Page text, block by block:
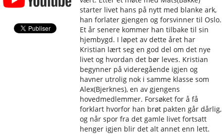
starter livet hans på nytt med blanke ark,
han forlater gjengen og forsvinner til Oslo.
Et år senere kommer han tilbake til sin
hjembygd. I løpet av dette året har
Kristian lært seg en god del om det nye
livet og hvordan det bør leves. Kristian
begynner på videregående igjen og
havner utrolig nok i samme klasse som
Alex(Bjerknes), en av gjengens
hovedmedlemmer. Forsøket for å få
forklart hvorfor han brøt pakten går dårlig,
og når spor fra det gamle livet fortsatt
henger igjen blir det alt annet enn lett.